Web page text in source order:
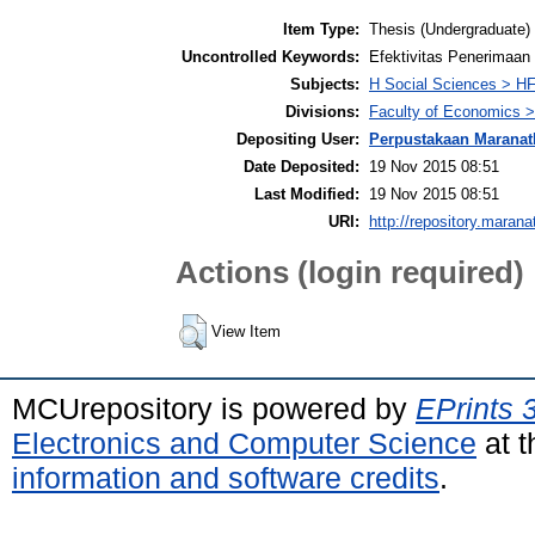
Item Type: Thesis (Undergraduate)
Uncontrolled Keywords:
Efektivitas
Subjects:
H Social Sciences >
Divisions:
Faculty of Economics
Depositing User:
Perpustakaan
Date Deposited:
19 Nov 2015 08:51
Last Modified:
19 Nov 2015 08:51
URI:
http://
Actions (login required)
View Item
MCUrepository is powered by EPrints
Electronics and Computer Science at
information and software credits.